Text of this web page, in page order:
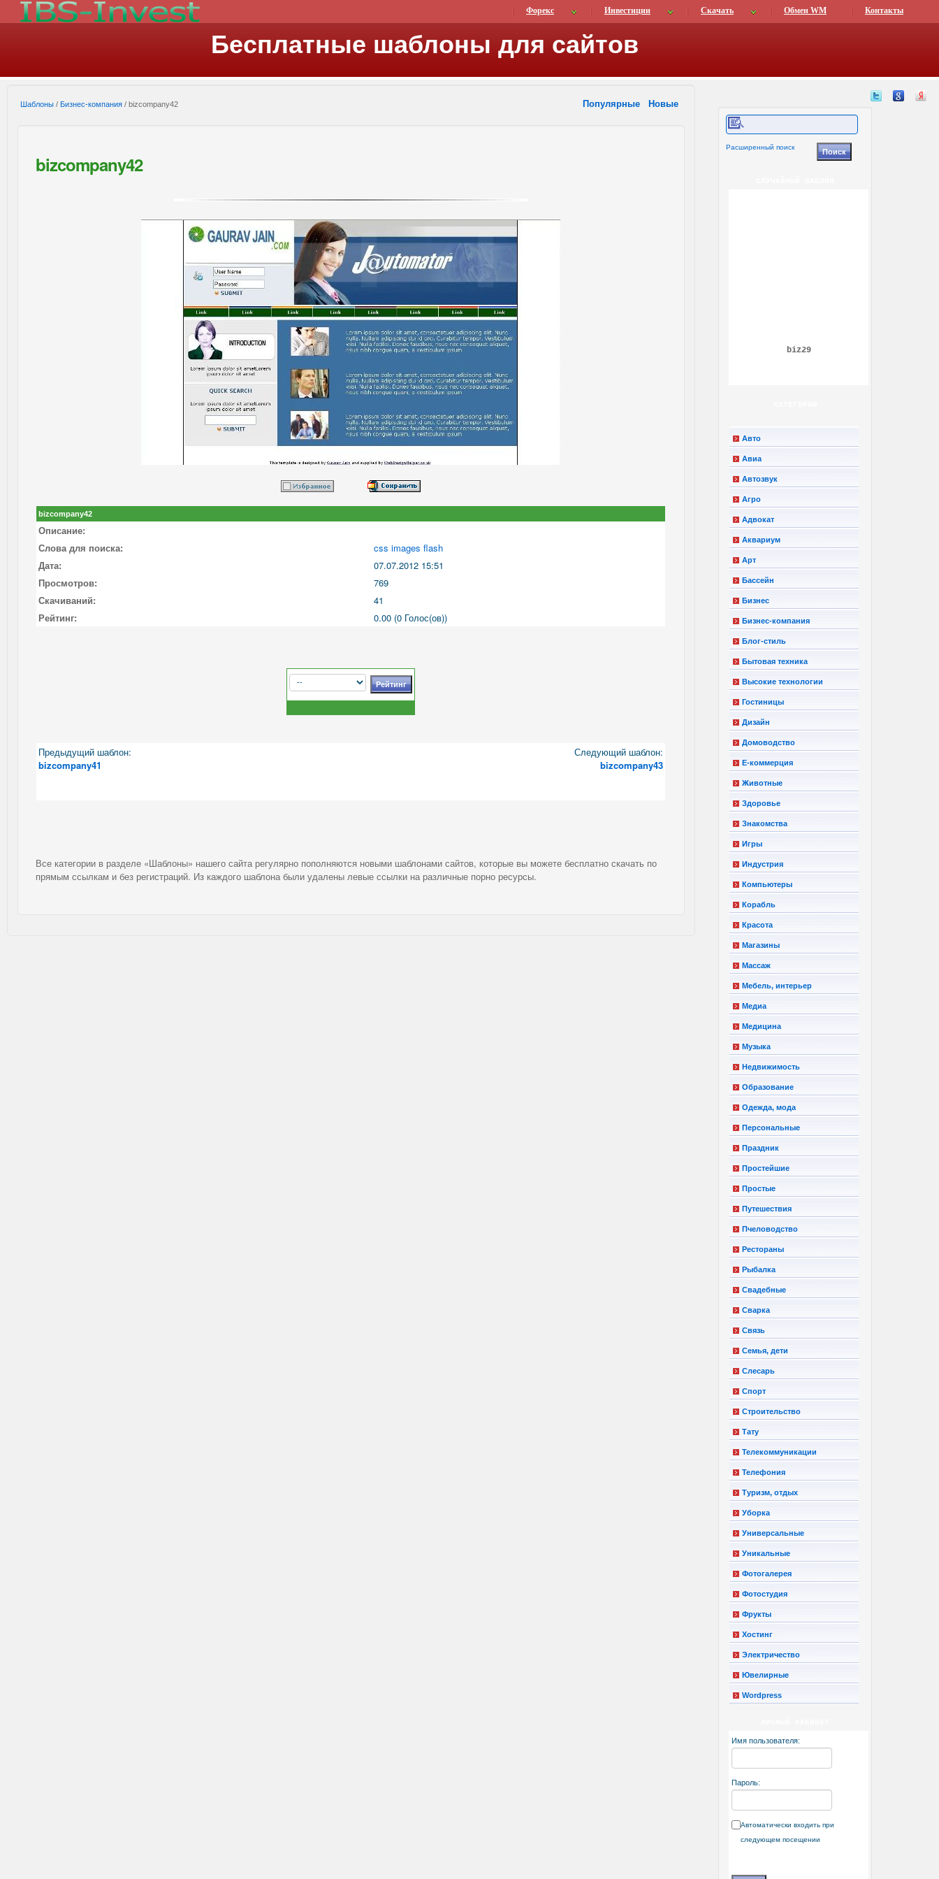
Форекс Инвестиции Скачать Обмен WM Контакты
Бесплатные шаблоны для сайтов
Шаблоны / Бизнес-компания / bizcompany42 Популярные Новые
bizcompany42
bizcompany42
Описание:
Слова для поиска:
css images flash
Дата:
07.07.2012 15:51
Просмотров:
769
Скачиваний:
41
Рейтинг:
0.00 (0 Голос(ов))
Предыдущий шаблон:
bizcompany41
Следующий шаблон:
bizcompany43
Все категории в разделе «Шаблоны» нашего сайта регулярно пополняются новыми шаблонами сайтов, которые вы можете бесплатно скачать по
прямым ссылкам и без регистраций. Из каждого шаблона были удалены левые ссылки на различные порно ресурсы.
Расширенный поиск
biz29
Авто
Авиа
Автозвук
Агро
Адвокат
Аквариум
Арт
Бассейн
Бизнес
Бизнес-компания
Блог-стиль
Бытовая техника
Высокие технологии
Гостиницы
Дизайн
Домоводство
Е-коммерция
Животные
Здоровье
Знакомства
Игры
Индустрия
Компьютеры
Корабль
Красота
Магазины
Массаж
Мебель, интерьер
Медиа
Медицина
Музыка
Недвижимость
Образование
Одежда, мода
Персональные
Праздник
Простейшие
Простые
Путешествия
Пчеловодство
Рестораны
Рыбалка
Свадебные
Сварка
Связь
Семья, дети
Слесарь
Спорт
Строительство
Тату
Телекоммуникации
Телефония
Туризм, отдых
Уборка
Универсальные
Уникальные
Фотогалерея
Фотостудия
Фрукты
Хостинг
Электричество
Ювелирные
Wordpress
Имя пользователя:
Пароль:
Автоматически входить при
следующем посещении